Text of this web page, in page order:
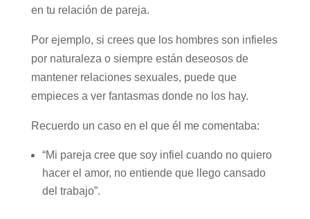
en tu relación de pareja.
Por ejemplo, si crees que los hombres son infieles
por naturaleza o siempre están deseosos de
mantener relaciones sexuales, puede que
empieces a ver fantasmas donde no los hay.
Recuerdo un caso en el que él me comentaba:
“Mi pareja cree que soy infiel cuando no quiero
hacer el amor, no entiende que llego cansado
del trabajo”.